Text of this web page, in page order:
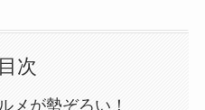
目次
メが勢ぞろい！